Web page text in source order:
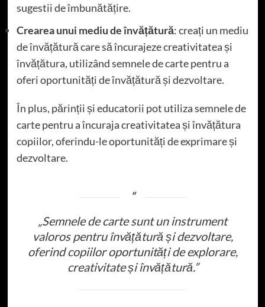
sugestii de îmbunătățire.
Crearea unui mediu de învățătură: creați un mediu
de învățătură care să încurajeze creativitatea și
învățătura, utilizând semnele de carte pentru a
oferi oportunități de învățătură și dezvoltare.
În plus, părinții și educatorii pot utiliza semnele de
carte pentru a încuraja creativitatea și învățătura
copiilor, oferindu-le oportunități de exprimare și
dezvoltare.
„Semnele de carte sunt un instrument
valoros pentru învățătură și dezvoltare,
oferind copiilor oportunități de explorare,
creativitate și învățătură.”